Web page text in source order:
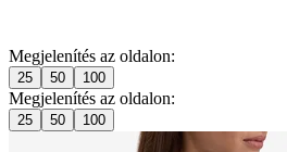
Megjelenítés az oldalon:
25 50 100
Megjelenítés az oldalon:
25 50 100